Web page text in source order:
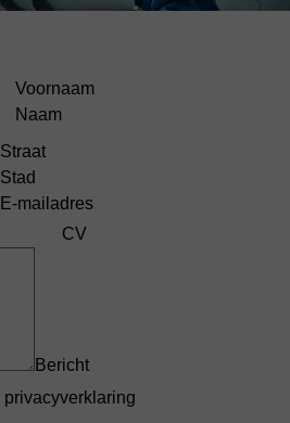
Voornaam
Naam
Straat
Stad
E-mailadres
CV
Bericht
privacyverklaring